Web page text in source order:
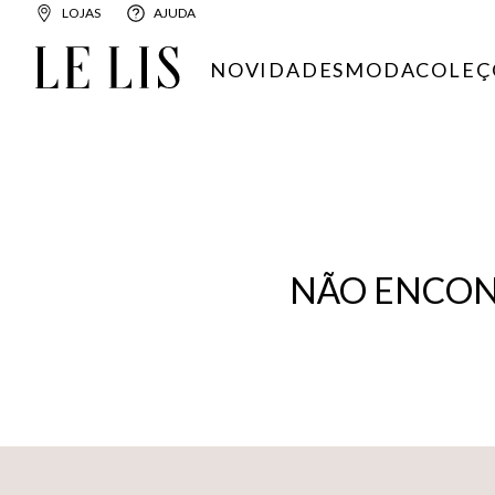
LOJAS AJUDA
NOVIDADESMODA
NÃO